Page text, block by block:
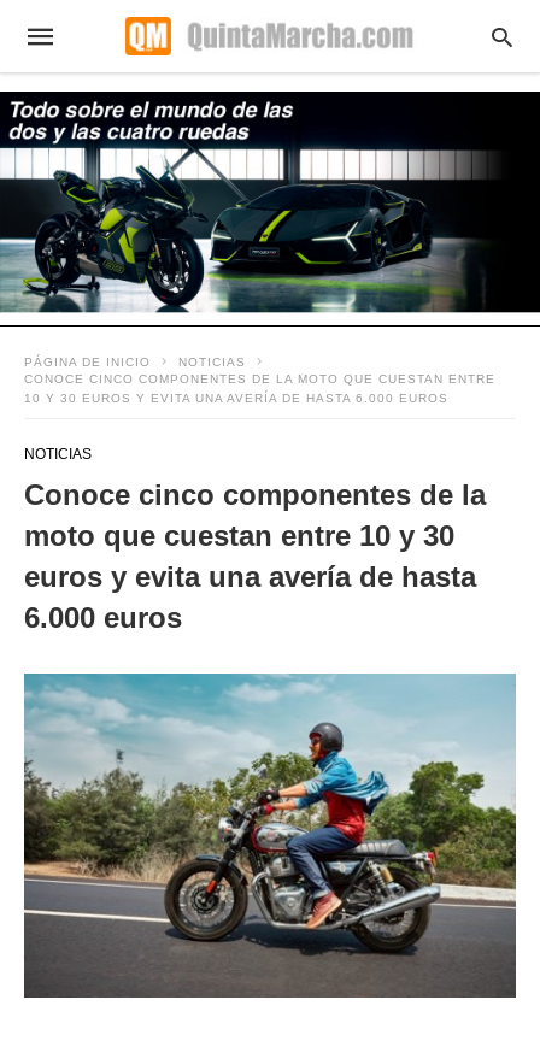
PÁGINA DE INICIO
NOTICIAS
CONOCE CINCO COMPONENTES DE LA MOTO QUE CUESTAN ENTRE
10 Y 30 EUROS Y EVITA UNA AVERÍA DE HASTA 6.000 EUROS
NOTICIAS
Conoce cinco componentes de la
moto que cuestan entre 10 y 30
euros y evita una avería de hasta
6.000 euros